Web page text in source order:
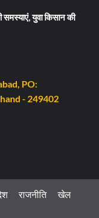
युवा किसान की
PO:
- 249402
राजनीति
खेल